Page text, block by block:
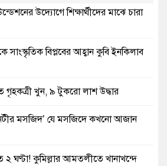
উদ্যোগে শিক্ষার্থীদের মাঝে চারা
সাংস্কৃতিক বিপ্লবের আহ্বান কুবি ইনকিলাব
গৃহকত্রী খুন, ৯ টুকরো লাশ উদ্ধার
মসজিদ’ যে মসজিদে কখনো আজান
২ ঘণ্টা! কুমিল্লার আমতলীতে খানাখন্দে